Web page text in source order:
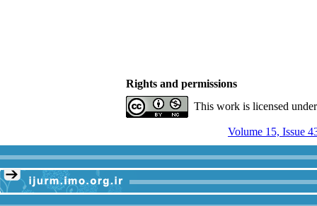
Rights and permissions
This work is licensed
Volume 15, Issue